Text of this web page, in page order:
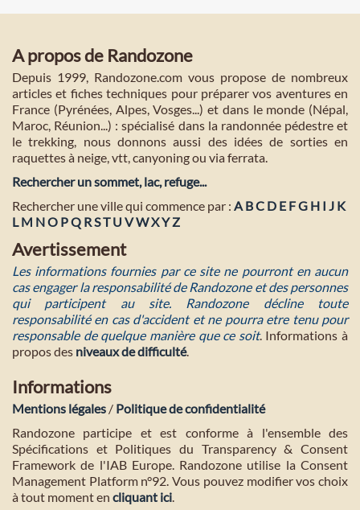
A propos de Randozone
Depuis 1999, Randozone.com vous propose de nombreux
articles et fiches techniques pour préparer vos aventures en
France (Pyrénées, Alpes, Vosges...) et dans le monde (Népal,
Maroc, Réunion...) : spécialisé dans la randonnée pédestre et
le trekking, nous donnons aussi des idées de sorties en
raquettes à neige, vtt, canyoning ou via ferrata.
Rechercher un sommet, lac, refuge...
Rechercher une ville qui commence par : A BC D E FG H I J K
L M NO PQ RST U VWXYZ
Avertissement
Les informations fournies par ce site ne pourront en aucun
cas engager la responsabilité de Randozone et des personnes
qui participent au site. Randozone décline toute
responsabilité en cas d'accident et ne pourra etre tenu pour
responsable de quelque manière que ce soit. Informations à
propos des niveaux de difficulté.
Informations
Mentions légales / Politique de confidentialité
Randozone participe et est conforme à l'ensemble des
Spécifications et Politiques du Transparency & Consent
Framework de l'IAB Europe. Randozone utilise la Consent
Management Platform n°92. Vous pouvez modifier vos choix
à tout moment en cliquant ici.